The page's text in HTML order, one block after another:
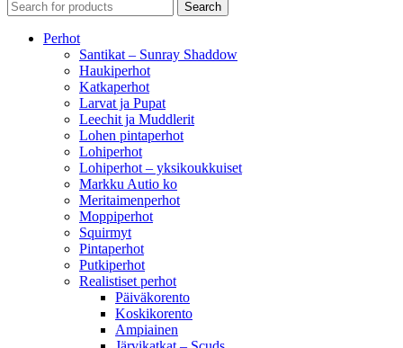
Search
Perhot
Santikat – Sunray Shaddow
Haukiperhot
Katkaperhot
Larvat ja Pupat
Leechit ja Muddlerit
Lohen pintaperhot
Lohiperhot
Lohiperhot – yksikoukkuiset
Markku Autio ko
Meritaimenperhot
Moppiperhot
Squirmyt
Pintaperhot
Putkiperhot
Realistiset perhot
Päiväkorento
Koskikorento
Ampiainen